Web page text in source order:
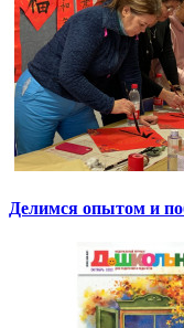
Делимся опытом и